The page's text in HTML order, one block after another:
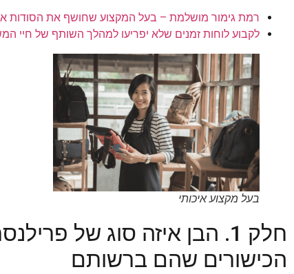
רמת גימור מושלמת – בעל המקצוע שחושף את הסודות
לקבוע לוחות זמנים שלא יפריעו למהלך השותף של חיי
בעל מקצוע איכותי
חלק 1. הבן איזה סוג של
הכישורים שהם ברשותם